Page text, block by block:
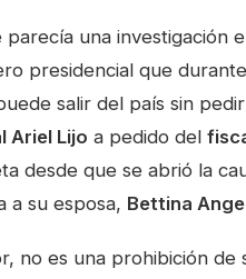
parecía una investigación
presidencial que
salir del país sin
Ariel Lijo a pedido del
desde que se abrió la
a su esposa, Bettina
no es una prohibición de